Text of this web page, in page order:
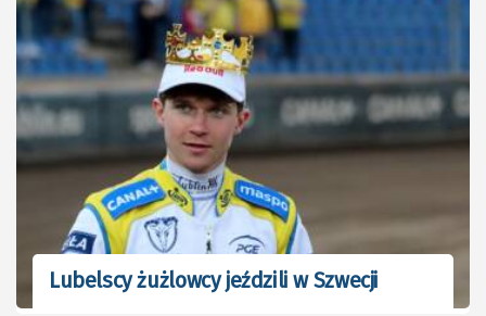
Lubelscy żużlowcy jeździli w Szwecji